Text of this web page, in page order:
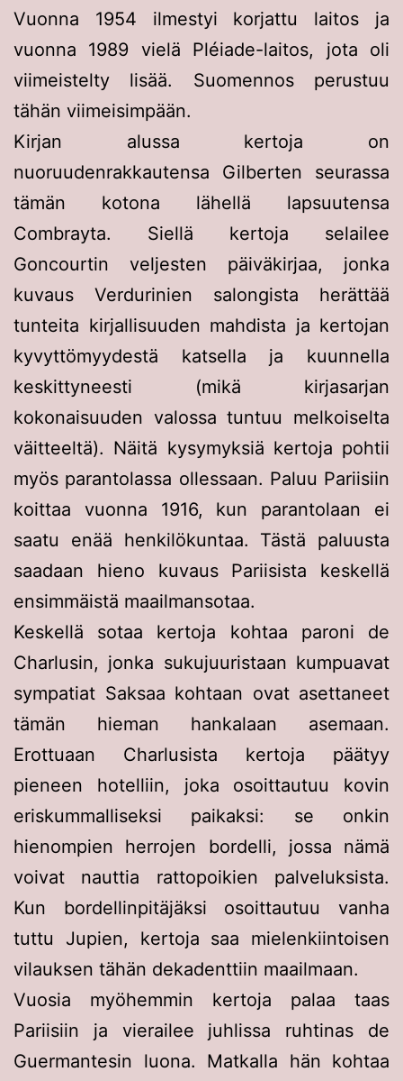
Vuonna 1954 ilmestyi korjattu laitos ja
vuonna 1989 vielä Pléiade-laitos, jota oli
viimeistelty lisää. Suomennos perustuu
tähän viimeisimpään.
Kirjan alussa kertoja on
nuoruudenrakkautensa Gilberten seurassa
tämän kotona lähellä lapsuutensa
Combrayta. Siellä kertoja selailee
Goncourtin veljesten päiväkirjaa, jonka
kuvaus Verdurinien salongista herättää
tunteita kirjallisuuden mahdista ja kertojan
kyvyttömyydestä katsella ja kuunnella
keskittyneesti (mikä kirjasarjan
kokonaisuuden valossa tuntuu melkoiselta
väitteeltä). Näitä kysymyksiä kertoja pohtii
myös parantolassa ollessaan. Paluu Pariisiin
koittaa vuonna 1916, kun parantolaan ei
saatu enää henkilökuntaa. Tästä paluusta
saadaan hieno kuvaus Pariisista keskellä
ensimmäistä maailmansotaa.
Keskellä sotaa kertoja kohtaa paroni de
Charlusin, jonka sukujuuristaan kumpuavat
sympatiat Saksaa kohtaan ovat asettaneet
tämän hieman hankalaan asemaan.
Erottuaan Charlusista kertoja päätyy
pieneen hotelliin, joka osoittautuu kovin
eriskummalliseksi paikaksi: se onkin
hienompien herrojen bordelli, jossa nämä
voivat nauttia rattopoikien palveluksista.
Kun bordellinpitäjäksi osoittautuu vanha
tuttu Jupien, kertoja saa mielenkiintoisen
vilauksen tähän dekadenttiin maailmaan.
Vuosia myöhemmin kertoja palaa taas
Pariisiin ja vierailee juhlissa ruhtinas de
Guermantesin luona. Matkalla hän kohtaa